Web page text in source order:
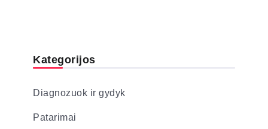
Kategorijos
Diagnozuok ir gydyk
Patarimai